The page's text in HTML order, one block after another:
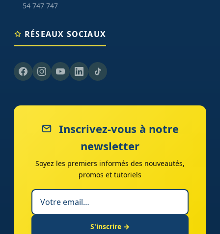
54 747 747
RÉSEAUX SOCIAUX
Inscrivez-vous à notre
newsletter
Soyez les premiers informés des nouveautés,
promos et tutoriels
S'inscrire →